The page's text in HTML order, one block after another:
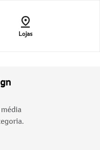
Lojas